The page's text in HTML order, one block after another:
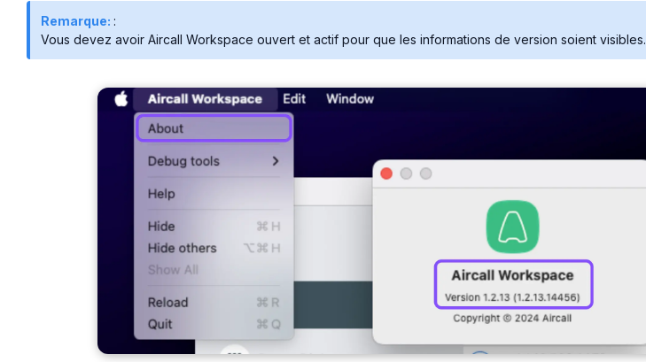
Remarque: :
Vous devez avoir Aircall Workspace ouvert et actif pour que les informations de version soient visibles.